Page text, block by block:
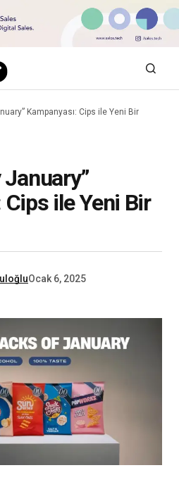
Kampanyası: Cips ile Yeni Bir
Cips ile Yeni Bir
Ocak 6, 2025